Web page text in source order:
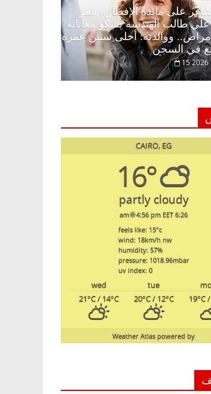
مقعد شاغر على مائدة
محمد علي طالب الهندسة يشكو
من الأمراض.. ووالدته: أحلى
بتضيع في السجن
15 مارس، 2026
بلا زينة
خبير
ولمة
CAIRO, EG
16°
partly cloudy
6:26 am
4:56 pm EET
feels like: 15°c
wind: 18km/h nw
humidity: 57%
pressure: 1018.96mbar
uv index: 0
tue
wed
19°C/
20°C/ 12°C
21°C/ 14°C
powered by
Weather Atlas